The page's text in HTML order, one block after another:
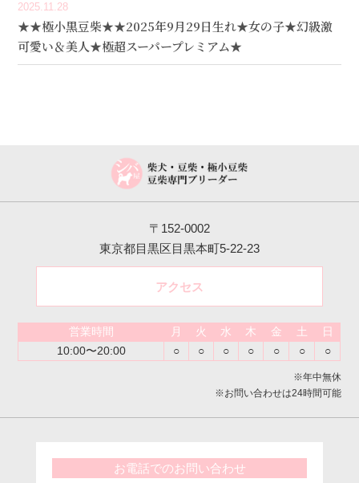
2025.11.28
★★極小黒豆柴★★2025年9月29日生れ★女の子★幻級激
可愛い＆美人★極超スーパープレミアム★
〒152-0002
東京都目黒区目黒本町5-22-23
アクセス
営業時間 月 火 水 木 金 土
日
10:00〜20:00
○ ○ ○ ○ ○ ○ ○
※年中無休
※お問い合わせは24時間可能
お電話でのお問い合わせ